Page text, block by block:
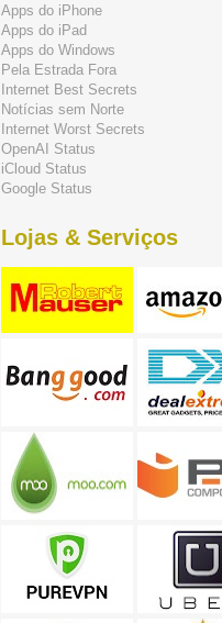
Apps do iPhone
Apps do iPad
Apps do Windows
Pela Estrada Fora
Internet Best Secrets
Notícias sem Norte
Internet Worst Secrets
OpenAI Status
iCloud Status
Google Status
Lojas & Serviços